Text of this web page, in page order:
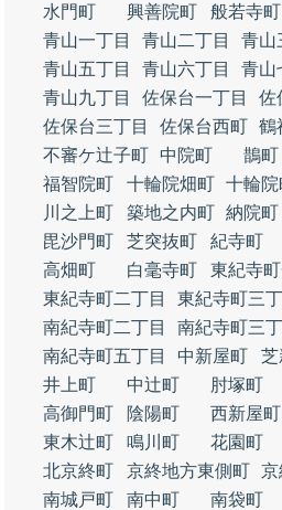
水門町
興善院町 般若寺町
青山一丁目
青山二丁目 青山
青山五丁目
青山六丁目 青山
青山九丁目
佐保台一丁目
佐
佐保台三丁目
佐保台西町 鶴
不審ケ辻子町
中院町 鵲町
福智院町
十輪院畑町 十輪院
川之上町
築地之内町 納院町
毘沙門町
芝突抜町 紀寺町
高畑町
白毫寺町
東紀寺
東紀寺町二丁目
東紀寺町三
南紀寺町二丁目
南紀寺町三
南紀寺町五丁目
中新屋町 芝
井上町
中辻町 肘塚町
高御門町
陰陽町 西新屋町
東木辻町
鳴川町 花園町
北京終町
京終地方東側町 京
南城戸町
南中町 南袋町